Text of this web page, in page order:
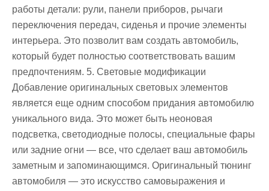
работы детали: рули, панели приборов, рычаги
переключения передач, сиденья и прочие элементы
интерьера. Это позволит вам создать автомобиль,
который будет полностью соответствовать вашим
предпочтениям. 5. Световые модификации
Добавление оригинальных световых элементов
является еще одним способом придания автомобилю
уникального вида. Это может быть неоновая
подсветка, светодиодные полосы, специальные фары
или задние огни — все, что сделает ваш автомобиль
заметным и запоминающимся. Оригинальный тюнинг
автомобиля — это искусство самовыражения и